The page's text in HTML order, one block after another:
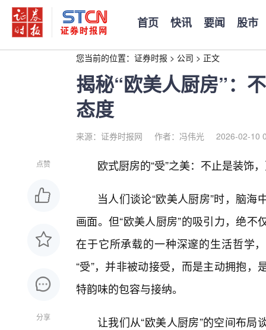
首页 快讯 要闻 股市
您当前的位置： 证券时报 > 公司 > 正文
揭秘“欧美人厨房”：
态度
来源：证券时报网 作者：冯伟光 2026-02-10
点赞
分享
欧式厨房的“受”之美：不止是装饰
当人们谈论“欧美人厨房”时，脑
画面。但“欧美人厨房”的吸引力，绝
在于它所承载的一种深邃的生活哲学
“受”，并非被动接受，而是主动拥抱
特韵味的包容与接纳。
让我们从“欧美人厨房”的空间布